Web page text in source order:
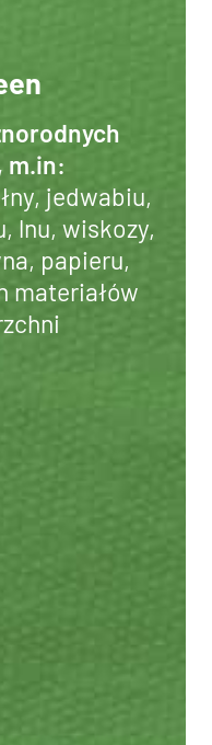
m.in:
jedwabiu,
lnu, wiskozy,
papieru,
materiałów